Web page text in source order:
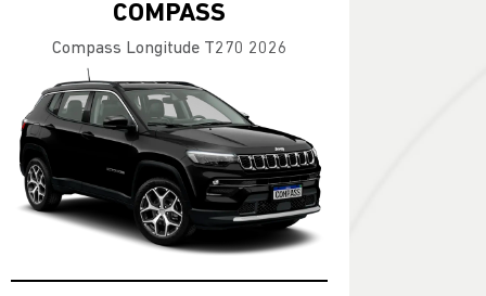
COMPASS
Compass Longitude T270 2026